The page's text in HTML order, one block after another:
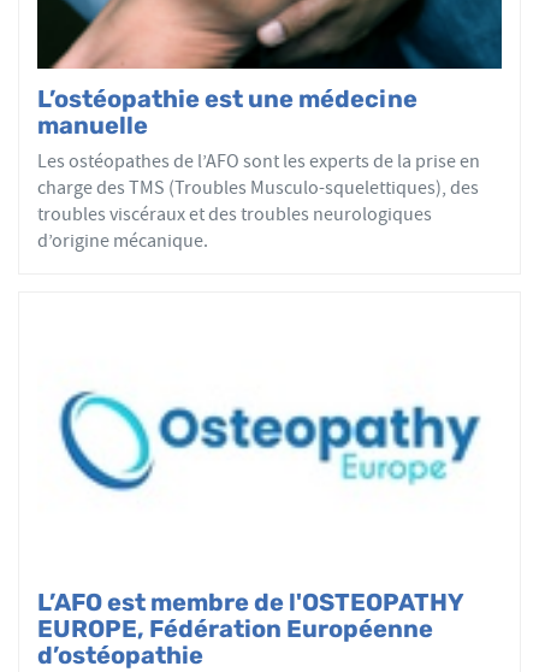
Le réseau AFO garantit une assurance qualité de la
formation et de la pratique de l’ostéopathe rationnelle.
Les adhérents de l’AFO sont agréés par le ministère de la
Santé et sont enregistrés dans l’Annuaire Santé pour
avoir le droit d'user du titre d’ostéopathe et d'exercer les
actes ostéopathiques.
L’ostéopathie est une médecine
manuelle
Les ostéopathes de l’AFO sont les experts de la prise en
charge des TMS (Troubles Musculo-squelettiques), des
troubles viscéraux et des troubles neurologiques
d’origine mécanique.
L’AFO est membre de l'OSTEOPATHY
EUROPE, Fédération Européenne
d’ostéopathie